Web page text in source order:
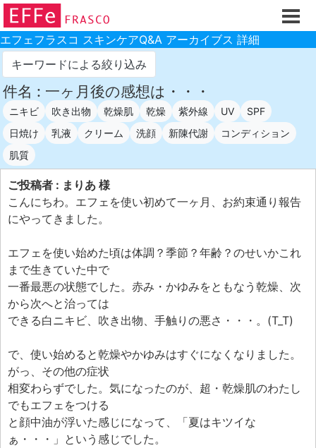
ホーム
ご注文フォーム
初回割引
製品のご案内
お買い物ガイド
スキンケアQ&Aアーカイブス
製品レビュー
スキンケア基礎講座
コスメ辞典 化粧品成分検索
ご登録情報
ご紹介(アフェリエイト)制度
エフェ研究所について
エフェフラスコ スキンケアQ&A アーカイブス 詳細
キーワードによる絞り込み
件名 : 一ヶ月後の感想は・・・
ニキビ 吹き出物 乾燥肌 乾燥 紫外線 UV
SPF
日焼け
乳液 クリーム 洗顔 新陳代謝
コンディション
肌質
ご投稿者 : まりあ 様
こんにちわ。エフェを使い初めて一ヶ月、お約束通り報告
にやってきました。
エフェを使い始めた頃は体調？季節？年齢？のせいかこれ
まで生きていた中で
一番最悪の状態でした。赤み・かゆみをともなう乾燥、次
から次へと治っては
できる白ニキビ、吹き出物、手触りの悪さ・・・。(T_T)
で、使い始めると乾燥やかゆみはすぐになくなりました。
がっ、その他の症状
相変わらずでした。気になったのが、超・乾燥肌のわたし
でもエフェをつける
と顔中油が浮いた感じになって、「夏はキツイな
ぁ・・・」という感じでした。